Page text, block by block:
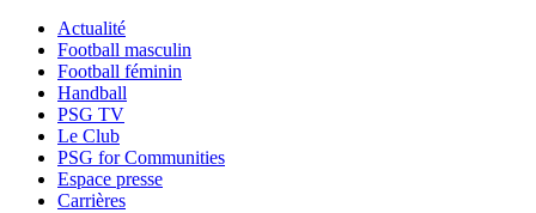
Actualité
Football masculin
Football féminin
Handball
PSG TV
Le Club
PSG for Communities
Espace presse
Carrières